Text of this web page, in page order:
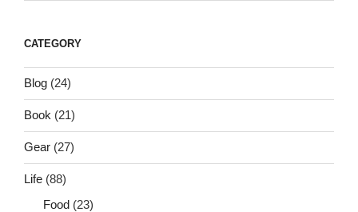
CATEGORY
Blog (24)
Book (21)
Gear (27)
Life (88)
Food (23)